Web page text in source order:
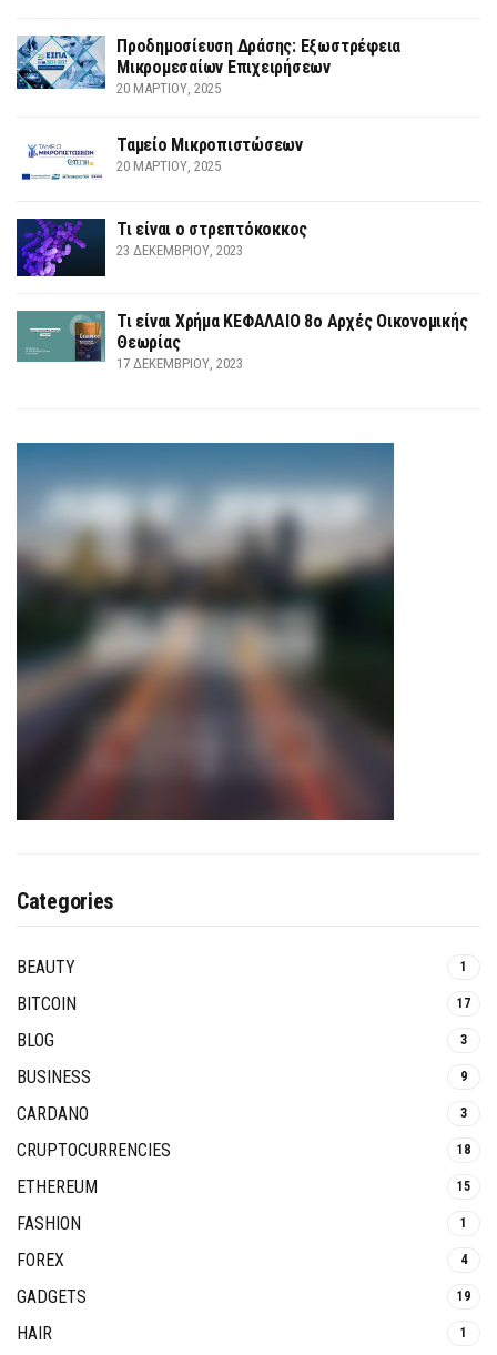
Προδημοσίευση Δράσης: Εξωστρέφεια
Μικρομεσαίων Επιχειρήσεων
20 ΜΑΡΤΊΟΥ, 2025
Ταμείο Μικροπιστώσεων
20 ΜΑΡΤΊΟΥ, 2025
Τι είναι ο στρεπτόκοκκος
23 ΔΕΚΕΜΒΡΊΟΥ, 2023
Τι είναι Χρήμα ΚΕΦΑΛΑΙΟ 8ο Αρχές Οικονομικής
Θεωρίας
17 ΔΕΚΕΜΒΡΊΟΥ, 2023
Categories
BEAUTY 1
BITCOIN 17
BLOG 3
BUSINESS 9
CARDANO 3
CRUPTOCURRENCIES 18
ETHEREUM 15
FASHION 1
FOREX 4
GADGETS 19
HAIR 1